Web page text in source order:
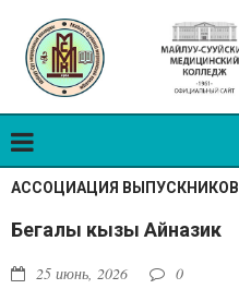
АССОЦИАЦИЯ ВЫПУСКНИКОВ
Бегалы кызы Айназик
25 июнь, 2026 0